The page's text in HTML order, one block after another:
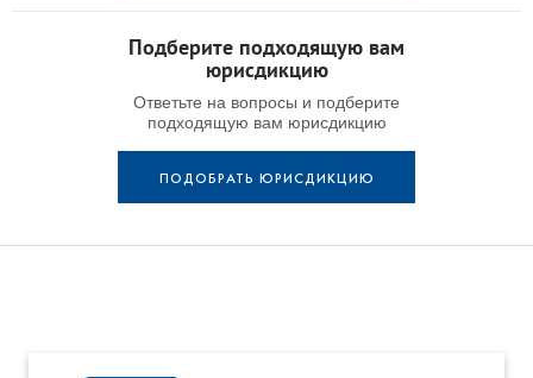
Подберите подходящую вам
юрисдикцию
Ответьте на вопросы и подберите
подходящую вам юрисдикцию
ПОДОБРАТЬ ЮРИСДИКЦИЮ